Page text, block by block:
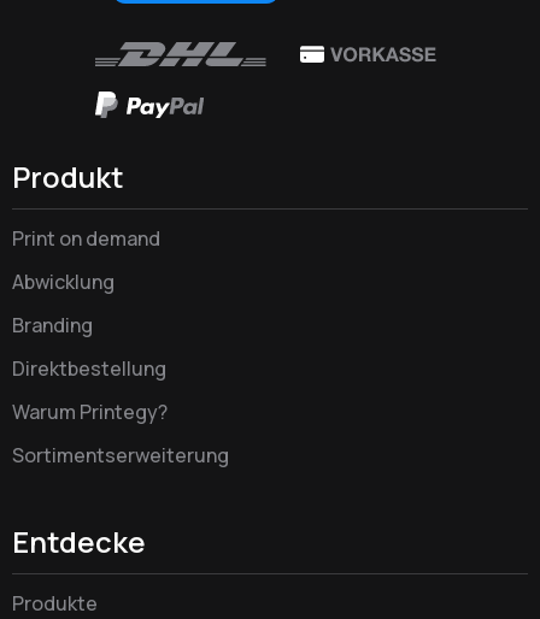
Produkt
Print on demand
Abwicklung
Branding
Direktbestellung
Warum Printegy?
Sortimentserweiterung
Entdecke
Produkte